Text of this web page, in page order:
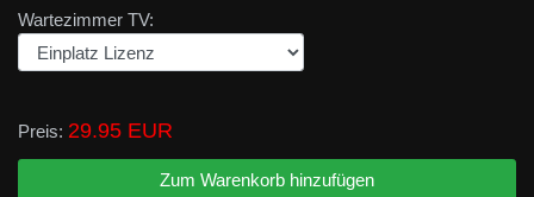
Wartezimmer TV:
Preis: 29.95 EUR